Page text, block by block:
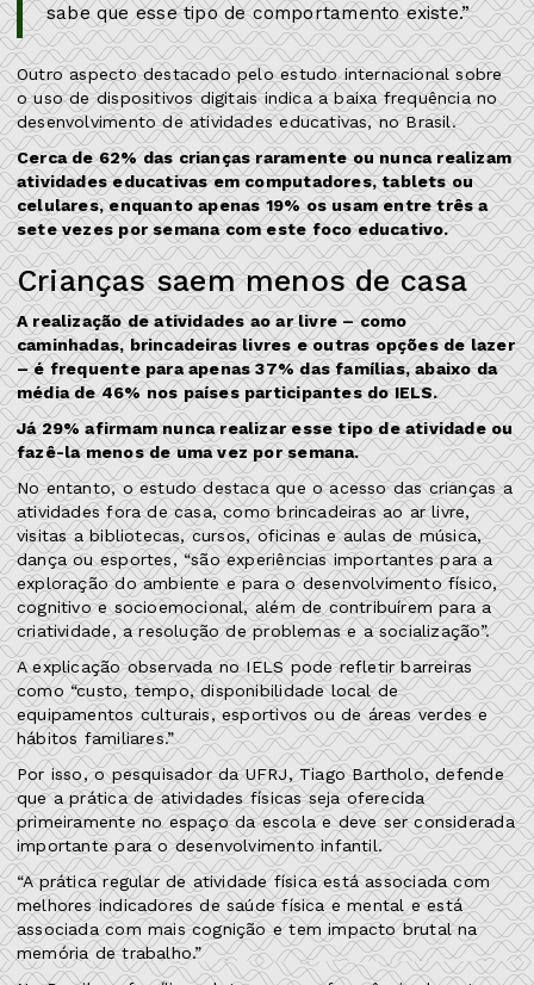
sabe que esse tipo de comportamento existe.”
Outro aspecto destacado pelo estudo internacional sobre
o uso de dispositivos digitais indica a baixa frequência no
desenvolvimento de atividades educativas, no Brasil.
Cerca de 62% das crianças raramente ou nunca realizam
atividades educativas em computadores, tablets ou
celulares, enquanto apenas 19% os usam entre três a
sete vezes por semana com este foco educativo.
Crianças saem menos de casa
A realização de atividades ao ar livre – como
caminhadas, brincadeiras livres e outras opções de lazer
– é frequente para apenas 37% das famílias, abaixo da
média de 46% nos países participantes do IELS.
Já 29% afirmam nunca realizar esse tipo de atividade ou
fazê-la menos de uma vez por semana.
No entanto, o estudo destaca que o acesso das crianças a
atividades fora de casa, como brincadeiras ao ar livre,
visitas a bibliotecas, cursos, oficinas e aulas de música,
dança ou esportes, “são experiências importantes para a
exploração do ambiente e para o desenvolvimento físico,
cognitivo e socioemocional, além de contribuírem para a
criatividade, a resolução de problemas e a socialização”.
A explicação observada no IELS pode refletir barreiras
como “custo, tempo, disponibilidade local de
equipamentos culturais, esportivos ou de áreas verdes e
hábitos familiares.”
Por isso, o pesquisador da UFRJ, Tiago Bartholo, defende
que a prática de atividades físicas seja oferecida
primeiramente no espaço da escola e deve ser considerada
importante para o desenvolvimento infantil.
“A prática regular de atividade física está associada com
melhores indicadores de saúde física e mental e está
associada com mais cognição e tem impacto brutal na
memória de trabalho.”